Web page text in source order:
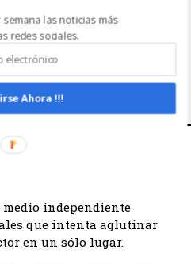
EVENTOS
GANADERÍA
PRIVACIDAD
medio independiente
que intenta aglutinar
en un sólo lugar.
las noticias más
redes sociales.
Ahora !!!